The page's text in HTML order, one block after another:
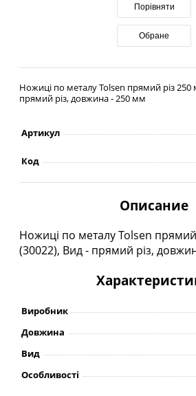
Порівняти
Обране
Ножиці по металу Tolsen прямий різ 250
прямий різ, довжина - 250 мм
Артикул
Код
Описание
Ножиці по металу Tolsen
(30022), Вид - прямий різ,
Виробник
Довжина
Вид
Особливості